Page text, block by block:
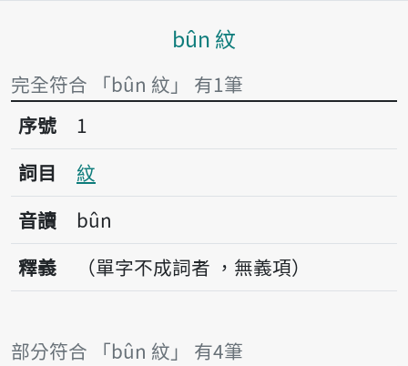
主內容區塊
bûn 紋
完全符合 「bûn 紋」 有1筆
序號1紋
序號
1
詞目
紋
音讀
bûn
釋義
（單字不成詞者 ，無義項）
部分符合 「bûn 紋」 有4筆